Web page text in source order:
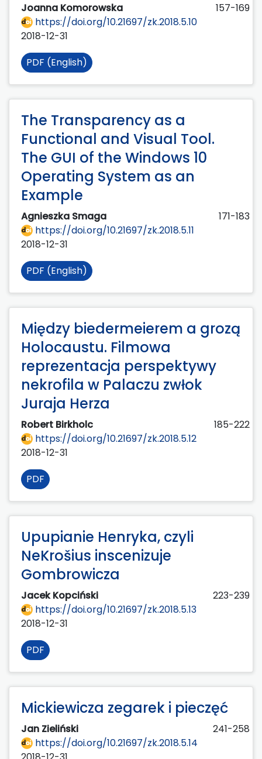
Joanna Komorowska
157-169
https://doi.org/10.21697/zk.2018.5.10
2018-12-31
PDF (English)
The Transparency as a
Functional and Visual Tool.
The GUI of the Windows 10
Operating System as an
Example
Agnieszka Smaga
171-183
https://doi.org/10.21697/zk.2018.5.11
2018-12-31
PDF (English)
Między biedermeierem a grozą
Holocaustu. Filmowa
reprezentacja perspektywy
nekrofila w Palaczu zwłok
Juraja Herza
Robert Birkholc
185-222
https://doi.org/10.21697/zk.2018.5.12
2018-12-31
PDF
Upupianie Henryka, czyli
NeKrošius inscenizuje
Gombrowicza
Jacek Kopciński
223-239
https://doi.org/10.21697/zk.2018.5.13
2018-12-31
PDF
Mickiewicza zegarek i pieczęć
Jan Zieliński
241-258
https://doi.org/10.21697/zk.2018.5.14